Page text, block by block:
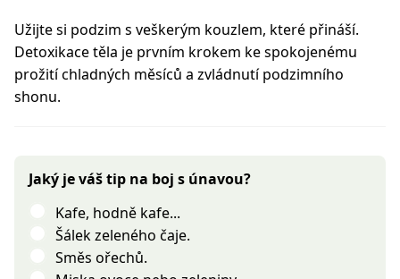
Užijte si podzim s veškerým kouzlem, které přináší.
Detoxikace těla je prvním krokem ke spokojenému
prožití chladných měsíců a zvládnutí podzimního
shonu.
Jaký je váš tip na boj s únavou?
Kafe, hodně kafe...
Šálek zeleného čaje.
Směs ořechů.